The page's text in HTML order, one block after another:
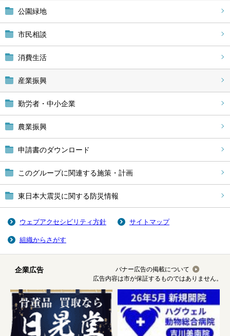
公園緑地
市民相談
消費生活
産業振興
勤労者・中小企業
農業振興
申請書のダウンロード
このグループに関連する施策・計画
東日本大震災に関する防災情報
ウェブアクセシビリティ方針 サイトマップ
組織からさがす
企業広告
バナー広告の掲載について
広告内容は市が保証するものではありません。